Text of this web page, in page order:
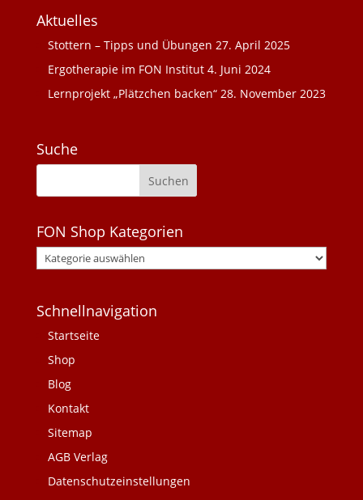
Aktuelles
Stottern – Tipps und Übungen 27. April 2025
Ergotherapie im FON Institut 4. Juni 2024
Lernprojekt „Plätzchen backen“ 28. November 2023
Suche
FON Shop Kategorien
Schnellnavigation
Startseite
Shop
Blog
Kontakt
Sitemap
AGB Verlag
Datenschutzeinstellungen